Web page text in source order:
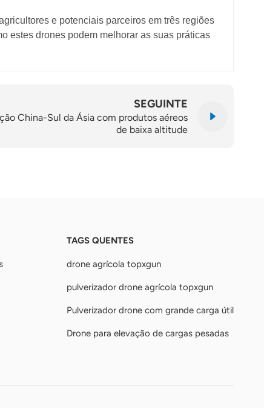
e potenciais parceiros em três regiões
estes drones podem melhorar as suas práticas
SEGUINTE
China-Sul da Ásia com produtos aéreos
de baixa altitude
TAGS QUENTES
drone agrícola topxgun
pulverizador drone agrícola topxgun
Pulverizador drone com grande carga útil
Drone para elevação de cargas pesadas